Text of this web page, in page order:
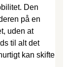
Den
på en
uden at
til alt det
kan skifte